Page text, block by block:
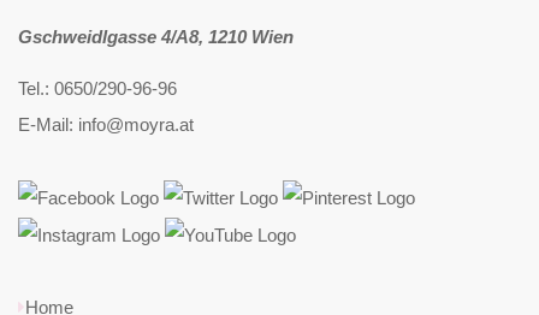
Gschweidlgasse 4/A8, 1210 Wien
Tel.: 0650/290-96-96
E-Mail: info@moyra.at
Home